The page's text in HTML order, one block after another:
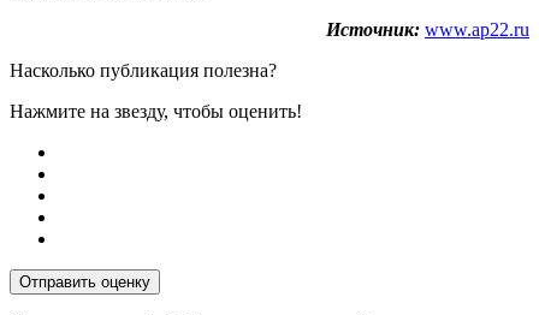
Источник: www.ap22.ru
Насколько публикация полезна?
Нажмите на звезду, чтобы оценить!
Отправить оценку